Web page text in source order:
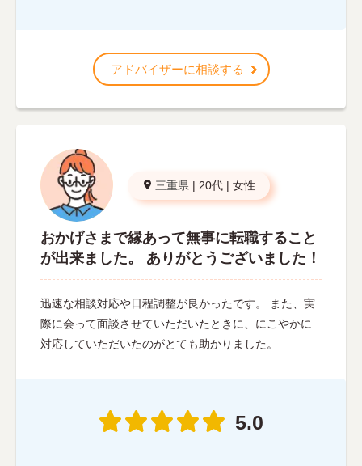
アドバイザーに相談する
三重県 | 20代 | 女性
おかげさまで縁あって無事に転職すること
が出来ました。 ありがとうございました！
迅速な相談対応や日程調整が良かったです。 また、実
際に会って面談させていただいたときに、にこやかに
対応していただいたのがとても助かりました。
5.0